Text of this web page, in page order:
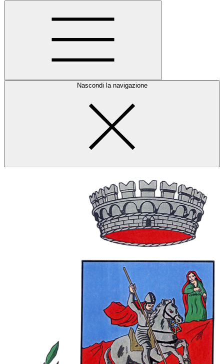
Nascondi la navigazione